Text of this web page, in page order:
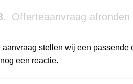
Offerteaanvraag afronden
stellen wij een passende
een reactie.